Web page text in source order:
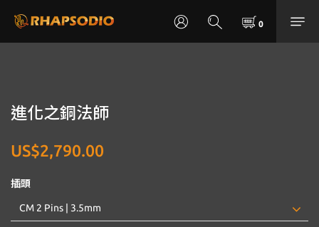
進化之銅法師
US$2,790.00
插頭